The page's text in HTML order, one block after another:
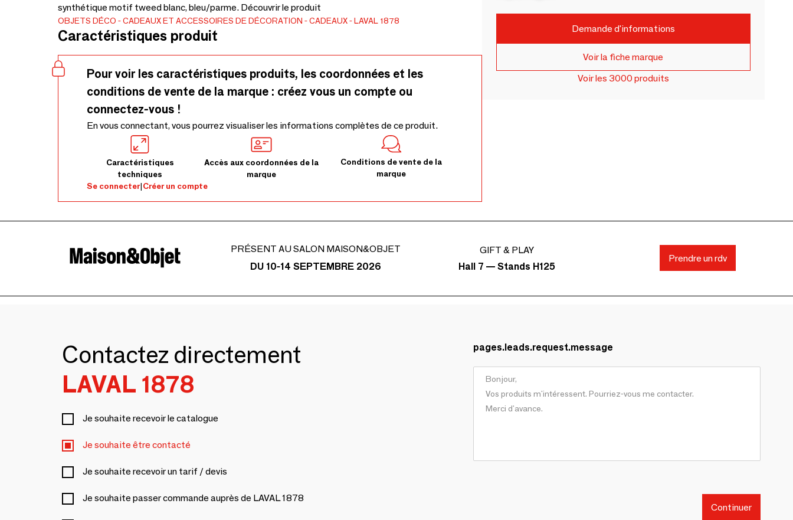
synthétique motif tweed blanc, bleu/parme. Découvrir le produit
OBJETS DÉCO CADEAUX ET ACCESSOIRES DE DÉCORATION CADEAUX LAVAL 1878
Caractéristiques produit
Pour voir les caractéristiques produits, les coordonnées et les
conditions de vente de la marque : créez vous un compte ou
connectez-vous !
En vous connectant, vous pourrez visualiser les informations complètes de ce produit.
Caractéristiques
techniques
Accès aux coordonnées de la
marque
Conditions de vente de la
marque
Se connecter|Créer un compte
Demande d'informations
Voir la fiche marque
Voir les 3000 produits
PRÉSENT AU SALON MAISON&OBJET
DU 10-14 SEPTEMBRE 2026
GIFT & PLAY
Hall 7 — Stands H125
Prendre un rdv
Contactez directement
LAVAL 1878
Je souhaite recevoir le catalogue
Je souhaite être contacté
Je souhaite recevoir un tarif / devis
Je souhaite passer commande auprès de LAVAL 1878
pages.leads.request.message
Continuer